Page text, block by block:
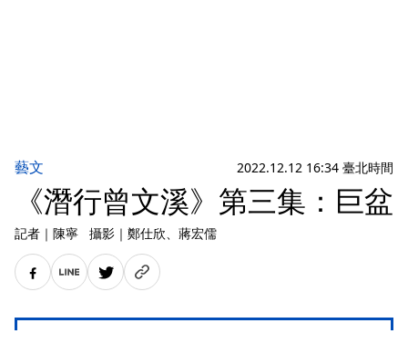
藝文 2022.12.12 16:34 臺北時間
《潛行曾文溪》第三集：巨盆
記者 ｜ 陳寧 攝影 ｜ 鄭仕欣、蔣宏儒